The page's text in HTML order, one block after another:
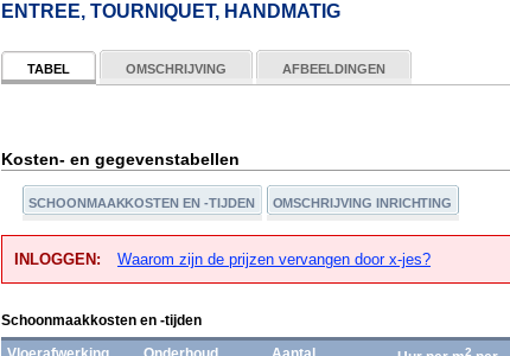
ENTREE, TOURNIQUET, HANDMATIG
TABEL OMSCHRIJVING
AFBEELDINGEN
Kosten- en gegevenstabellen
SCHOONMAAKKOSTEN EN -TIJDEN OMSCHRIJVING INRICHTING
INLOGGEN: Waarom zijn de prijzen vervangen door x-jes?
Schoonmaakkosten en -tijden
2